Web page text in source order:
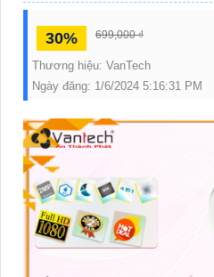
30% 699,000 ₫
Thương hiệu: VanTech
Ngày đăng: 1/6/2024 5:16:31 PM